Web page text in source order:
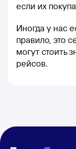
если их
Иногда у нас
правило, это
могут стоить
рейсов.